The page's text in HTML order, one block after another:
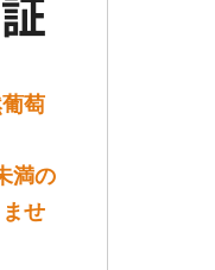
萄
満の
せ